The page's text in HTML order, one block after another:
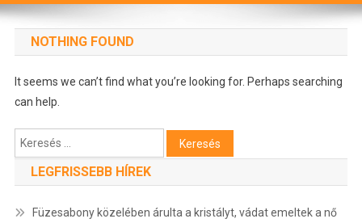
NOTHING FOUND
It seems we can’t find what you’re looking for. Perhaps searching
can help.
Keresés:
LEGFRISSEBB HÍREK
Füzesabony közelében árulta a kristályt, vádat emeltek a nő